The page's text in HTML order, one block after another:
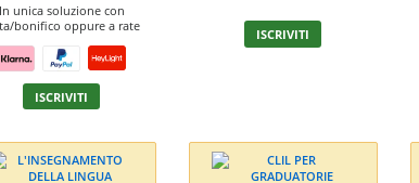
In unica soluzione con
bonifico oppure a rate
ISCRIVITI
Questo
prodotto
più
varianti.
ISCRIVITI